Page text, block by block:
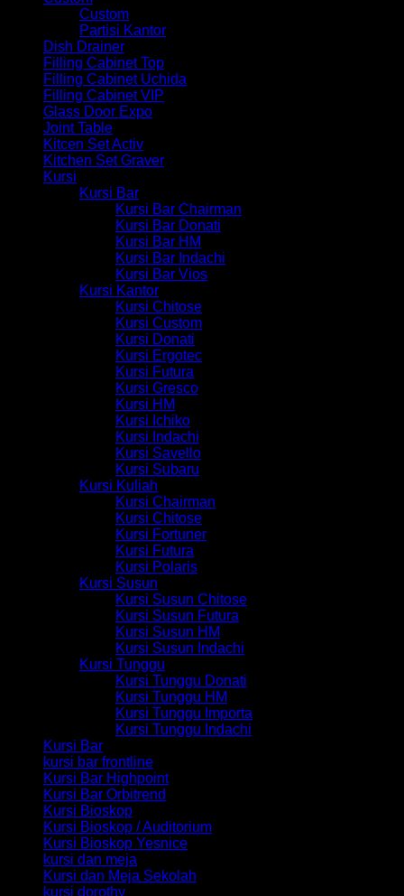
Custom
Partisi Kantor
Dish Drainer
Filling Cabinet Top
Filling Cabinet Uchida
Filling Cabinet VIP
Glass Door Expo
Joint Table
Kitcen Set Activ
Kitchen Set Graver
Kursi
Kursi Bar
Kursi Bar Chairman
Kursi Bar Donati
Kursi Bar HM
Kursi Bar Indachi
Kursi Bar Vios
Kursi Kantor
Kursi Chitose
Kursi Custom
Kursi Donati
Kursi Ergotec
Kursi Futura
Kursi Gresco
Kursi HM
Kursi Ichiko
Kursi Indachi
Kursi Savello
Kursi Subaru
Kursi Kuliah
Kursi Chairman
Kursi Chitose
Kursi Fortuner
Kursi Futura
Kursi Polaris
Kursi Susun
Kursi Susun Chitose
Kursi Susun Futura
Kursi Susun HM
Kursi Susun Indachi
Kursi Tunggu
Kursi Tunggu Donati
Kursi Tunggu HM
Kursi Tunggu Importa
Kursi Tunggu Indachi
Kursi Bar
kursi bar frontline
Kursi Bar Highpoint
Kursi Bar Orbitrend
Kursi Bioskop
Kursi Bioskop / Auditorium
Kursi Bioskop Yesnice
kursi dan meja
Kursi dan Meja Sekolah
kursi dorothy